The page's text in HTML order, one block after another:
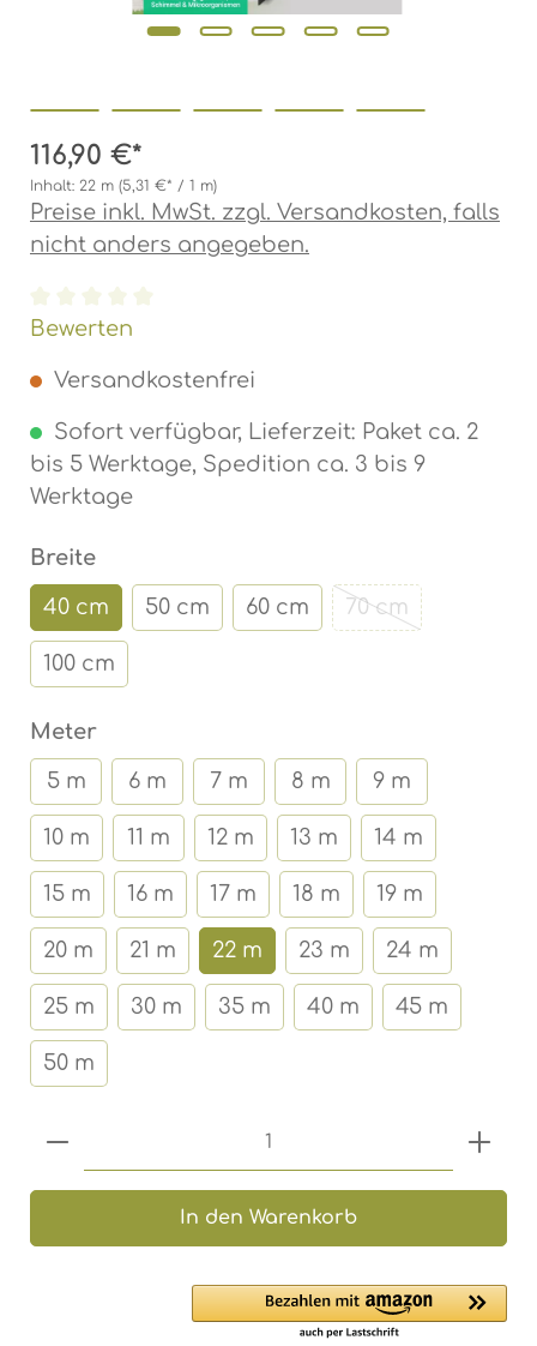
116,90 €*
Inhalt: 22 m (5,31 €* / 1 m)
Preise inkl. MwSt. zzgl. Versandkosten, falls
nicht anders angegeben.
Durchschnittliche Bewertung von 0 von 5
Bewerten
Versandkostenfrei
Sofort verfügbar, Lieferzeit: Paket ca. 2
bis 5 Werktage, Spedition ca. 3 bis 9
Werktage
Breiteauswählen
40 cm 50 cm 60 cm 70 cm(Diese Option
100 cm
Meterauswählen
5 m 6 m 7 m 8 m 9 m
10 m 11 m 12 m 13 m 14 m
15 m 16 m 17 m 18 m 19 m
20 m 21 m 22 m 23 m 24 m
25 m 30 m 35 m 40 m 45 m
50 m
Produkt Anzahl: Gib den
In den Warenkorb